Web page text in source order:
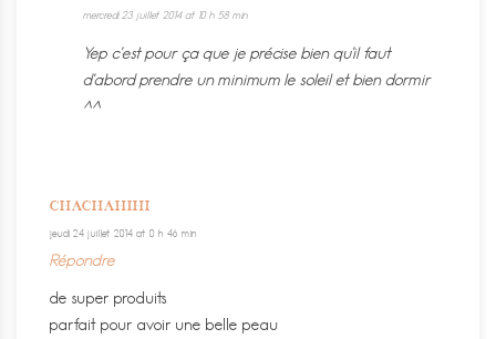
mercredi 23 juillet 2014 at 10 h 58 min
Yep c’est pour ça que je précise bien qu’il faut
d’abord prendre un minimum le soleil et bien dormir
^^
CHACHAHIHI
jeudi 24 juillet 2014 at 0 h 46 min
Répondre
de super produits
parfait pour avoir une belle peau